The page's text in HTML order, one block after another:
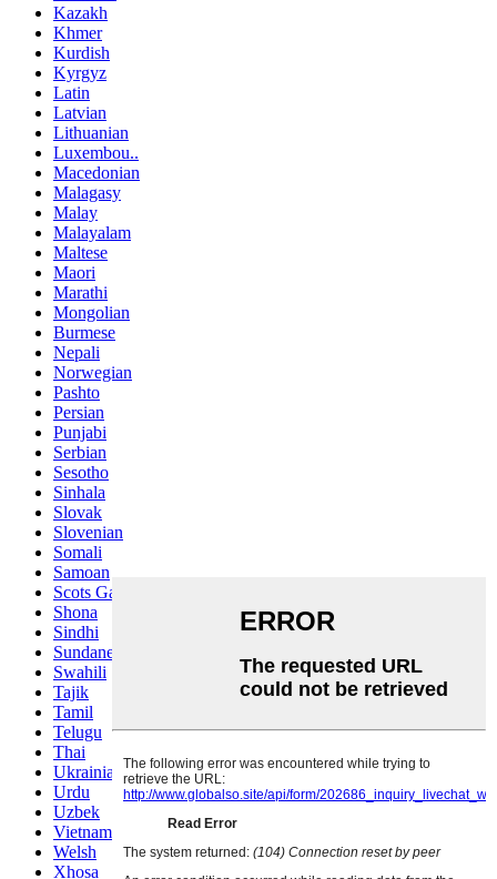
Kazakh
Khmer
Kurdish
Kyrgyz
Latin
Latvian
Lithuanian
Luxembou..
Macedonian
Malagasy
Malay
Malayalam
Maltese
Maori
Marathi
Mongolian
Burmese
Nepali
Norwegian
Pashto
Persian
Punjabi
Serbian
Sesotho
Sinhala
Slovak
Slovenian
Somali
Samoan
Scots Gaelic
Shona
Sindhi
Sundanese
Swahili
Tajik
Tamil
Telugu
Thai
Ukrainian
Urdu
Uzbek
Vietnamese
Welsh
Xhosa